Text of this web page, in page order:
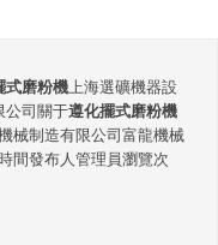
式磨粉機上海選礦機器設
公司關于遵化擺式磨粉機
械制造有限公司富龍機械
間發布人管理員瀏覽次